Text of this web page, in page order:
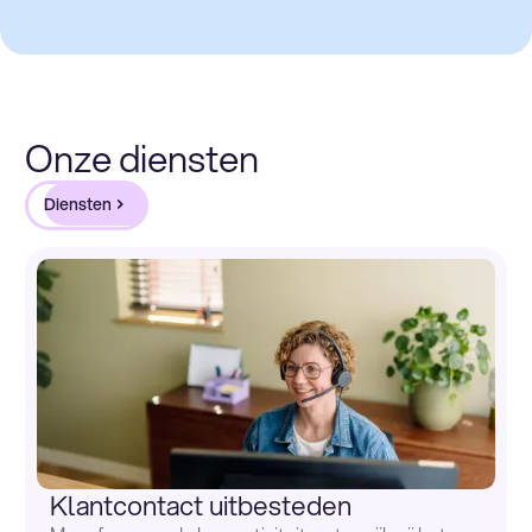
Onze diensten
Diensten
Klantcontact uitbesteden